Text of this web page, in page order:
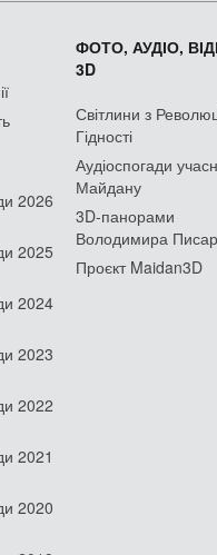
2026
2025
2024
2023
2022
2021
2020
ФОТО, АУДІО,
3D
Світлини з
Гідності
Аудіоспогади
Майдану
3D-панорами
Володимира
Проєкт Maidan3D